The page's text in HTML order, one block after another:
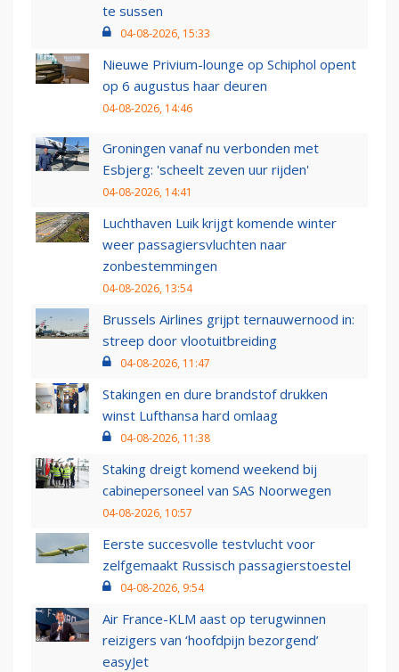
te sussen
04-08-2026, 15:33
Nieuwe Privium-lounge op Schiphol opent
op 6 augustus haar deuren
04-08-2026, 14:46
Groningen vanaf nu verbonden met
Esbjerg: 'scheelt zeven uur rijden'
04-08-2026, 14:41
Luchthaven Luik krijgt komende winter
weer passagiersvluchten naar
zonbestemmingen
04-08-2026, 13:54
Brussels Airlines grijpt ternauwernood in:
streep door vlootuitbreiding
04-08-2026, 11:47
Stakingen en dure brandstof drukken
winst Lufthansa hard omlaag
04-08-2026, 11:38
Staking dreigt komend weekend bij
cabinepersoneel van SAS Noorwegen
04-08-2026, 10:57
Eerste succesvolle testvlucht voor
zelfgemaakt Russisch passagierstoestel
04-08-2026, 9:54
Air France-KLM aast op terugwinnen
reizigers van ‘hoofdpijn bezorgend’
easyJet